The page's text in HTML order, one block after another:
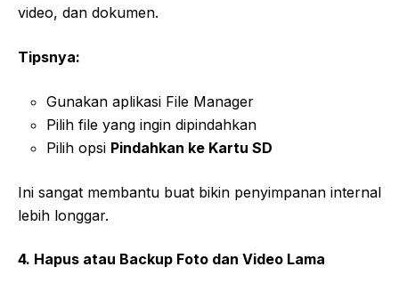
video, dan dokumen.
Tipsnya:
Gunakan aplikasi File Manager
Pilih file yang ingin dipindahkan
Pilih opsi Pindahkan ke Kartu SD
Ini sangat membantu buat bikin penyimpanan internal
lebih longgar.
4. Hapus atau Backup Foto dan Video Lama